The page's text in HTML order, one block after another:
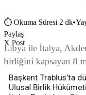
⏱ Okuma Süresi 2 dk•
Paylaş
X Post
Libya ile İtalya,
birliğini kapsayan 8
Başkent Trablus’ta
Ulusal Birlik